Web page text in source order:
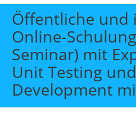
Start
Themen
Beratung
Individuelle
Offene Seminare
Öffentliche und
Online-
Seminar) mit
Unit Testing
Development